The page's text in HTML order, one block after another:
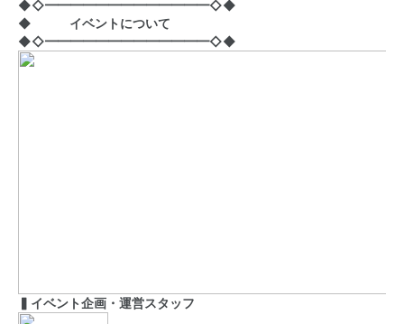
◆◇━━━━━━━━━━━━━◇◆
◆ イベントについて
◆◇━━━━━━━━━━━━━◇◆
▍イベント企画・運営スタッフ